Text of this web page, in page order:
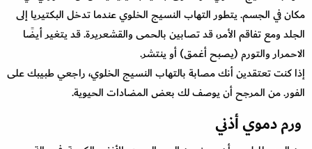
مكان في الجسم. يتطور التهاب النسيج الخلوي عندما تدخل البكتيريا إلى
الجلد ومع تفاقم الأمر، قد تصابين بالحمى والقشعريرة. قد يتغير أيضًا
الاحمرار والتورم (يصبح أغمق) أو ينتشر.
إذا كنت تعتقدين أنك مصابة بالتهاب النسيج الخلوي، راجعي طبيبك على
الفور. من المرجح أن يوصف لك بعض المضادات الحيوية.
ورم دموي أذني